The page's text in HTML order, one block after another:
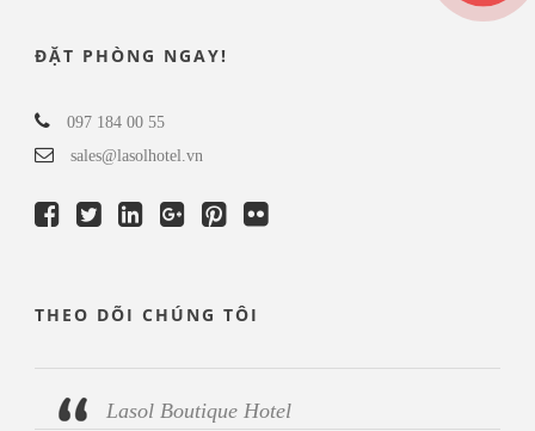
ĐẶT PHÒNG NGAY!
097 184 00 55
sales@lasolhotel.vn
THEO DÕI CHÚNG TÔI
Lasol Boutique Hotel